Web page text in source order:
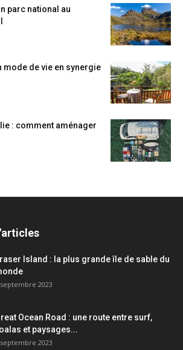
parc national au
mode de vie en synergie
: comment aménager
Island : la plus grande île de sable du
2023
Ocean Road : une route entre surf,
et paysages...
2023